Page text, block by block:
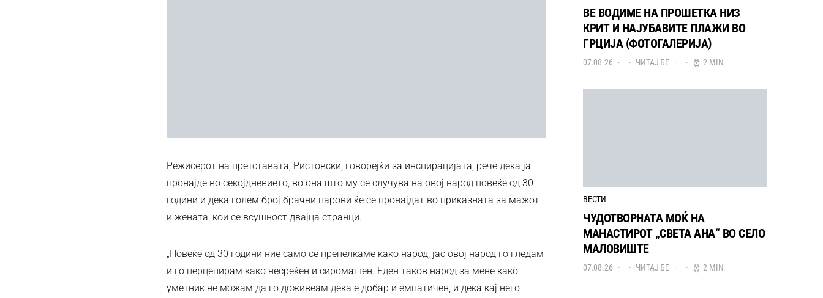
Режисерот на претставата, Ристовски, говорејќи за инспирацијата, рече дека ја
пронајде во секојдневието, во она што му се случува на овој народ повеќе од 30
години и дека голем број брачни парови ќе се пронајдат во приказната за мажот
и жената, кои се всушност двајца странци.
„Повеќе од 30 години ние само се препелкаме како народ, јас овој народ го гледам
и го перцепирам како несреќен и сиромашен. Еден таков народ за мене како
уметник не можам да го доживеам дека е добар и емпатичен, и дека кај него
ВЕ ВОДИМЕ НА ПРОШЕТКА НИЗ
КРИТ И НАЈУБАВИТЕ ПЛАЖИ ВО
ГРЦИЈА (ФОТОГАЛЕРИЈА)
07.08.26 ЧИТАЈ БЕ 2 MIN
ВЕСТИ
ЧУДОТВОРНАТА МОЌ НА
МАНАСТИРОТ „СВЕТА АНА“ ВО СЕЛО
МАЛОВИШТЕ
07.08.26 ЧИТАЈ БЕ 2 MIN